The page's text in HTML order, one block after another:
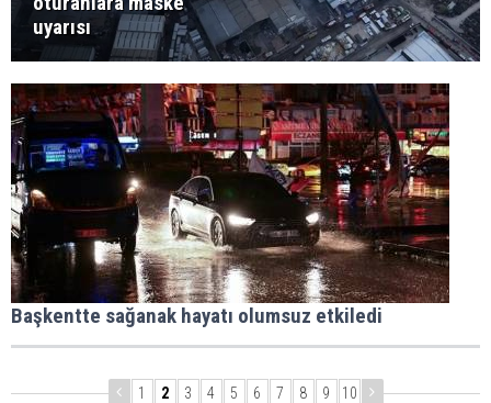
uyarısı
Başkentte sağanak hayatı olumsuz etkiledi
1 2 3 4 5 6 7 8 9 10